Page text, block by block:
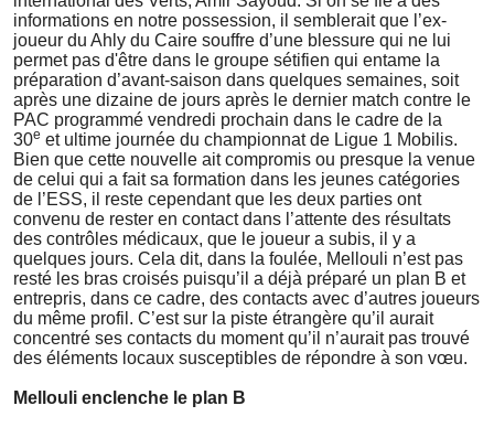
informations en notre possession, il semblerait que l’ex-
joueur du Ahly du Caire souffre d’une blessure qui ne lui
permet pas d'être dans le groupe sétifien qui entame la
préparation d’avant-saison dans quelques semaines, soit
après une dizaine de jours après le dernier match contre le
PAC programmé vendredi prochain dans le cadre de la
30e et ultime journée du championnat de Ligue 1 Mobilis.
Bien que cette nouvelle ait compromis ou presque la venue
de celui qui a fait sa formation dans les jeunes catégories
de l’ESS, il reste cependant que les deux parties ont
convenu de rester en contact dans l’attente des résultats
des contrôles médicaux, que le joueur a subis, il y a
quelques jours. Cela dit, dans la foulée, Mellouli n’est pas
resté les bras croisés puisqu’il a déjà préparé un plan B et
entrepris, dans ce cadre, des contacts avec d’autres joueurs
du même profil. C’est sur la piste étrangère qu’il aurait
concentré ses contacts du moment qu’il n’aurait pas trouvé
des éléments locaux susceptibles de répondre à son vœu.
Mellouli enclenche le plan B